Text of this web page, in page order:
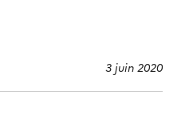
3 juin 2020